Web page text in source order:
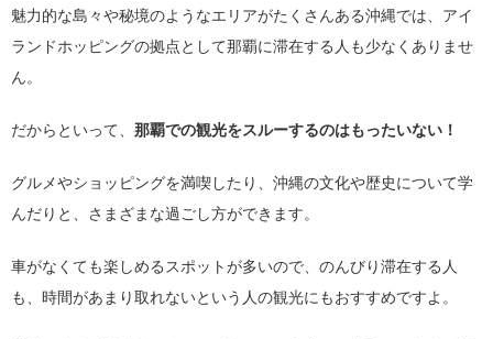
魅力的な島々や秘境のようなエリアがたくさんある沖縄では、アイ
ランドホッピングの拠点として那覇に滞在する人も少なくありませ
ん。
だからといって、 那覇での観光をスルーするのはもったいない！
グルメやショッピングを満喫したり、沖縄の文化や歴史について学
んだりと、さまざまな過ごし方ができます。
車がなくても楽しめるスポットが多いので、のんびり滞在する人
も、時間があまり取れないという人の観光にもおすすめですよ。